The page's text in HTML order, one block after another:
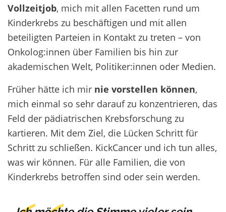
Vollzeitjob, mich mit allen Facetten rund um
Kinderkrebs zu beschäftigen und mit allen
beteiligten Parteien in Kontakt zu treten – von
Onkolog:innen über Familien bis hin zur
akademischen Welt, Politiker:innen oder Medien.
Früher hätte ich mir nie vorstellen können,
mich einmal so sehr darauf zu konzentrieren, das
Feld der pädiatrischen Krebsforschung zu
kartieren. Mit dem Ziel, die Lücken Schritt für
Schritt zu schließen. KickCancer und ich tun alles,
was wir können. Für alle Familien, die von
Kinderkrebs betroffen sind oder sein werden.